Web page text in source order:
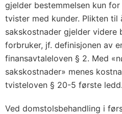
gjelder bestemmelsen kun
tvister med kunder. Plikten til
sakskostnader gjelder videre
forbruker, jf. definisjonen av
finansavtaleloven § 2. Med
sakskostnader» menes
tvisteloven § 20-5 første ledd.
Ved domstolsbehandling i